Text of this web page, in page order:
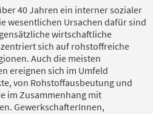
40 Jahren ein interner sozialer
wesentlichen Ursachen dafür sind
wirtschaftliche
sich auf rohstoffreiche
Auch die meisten
ereignen sich im Umfeld
von Rohstoffausbeutung und
im Zusammenhang mit
GewerkschafterInnen,